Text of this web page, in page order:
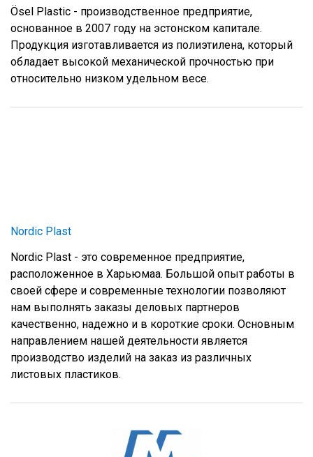
Ösel Plastic - производственное предприятие,
основанное в 2007 году на эстонском капитале.
Продукция изготавливается из полиэтилена, который
обладает высокой механической прочностью при
относительно низком удельном весе.
Nordic Plast
Nordic Plast - это современное предприятие,
расположенное в Харьюмаа. Большой опыт работы в
своей сфере и современные технологии позволяют
нам выполнять заказы деловых партнеров
качественно, надежно и в короткие сроки. Основным
направлением нашей деятельности является
производство изделий на заказ из различных
листовых пластиков.